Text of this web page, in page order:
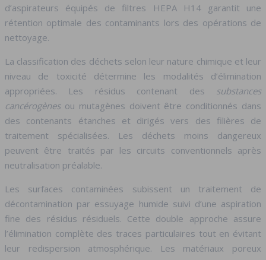
d’aspirateurs équipés de filtres HEPA H14 garantit une
rétention optimale des contaminants lors des opérations de
nettoyage.
La classification des déchets selon leur nature chimique et leur
niveau de toxicité détermine les modalités d’élimination
appropriées. Les résidus contenant des substances
cancérogènesou mutagènes doivent être conditionnés dans
des contenants étanches et dirigés vers des filières de
traitement spécialisées. Les déchets moins dangereux
peuvent être traités par les circuits conventionnels après
neutralisation préalable.
Les surfaces contaminées subissent un traitement de
décontamination par essuyage humide suivi d’une aspiration
fine des résidus résiduels. Cette double approche assure
l’élimination complète des traces particulaires tout en évitant
leur redispersion atmosphérique. Les matériaux poreux